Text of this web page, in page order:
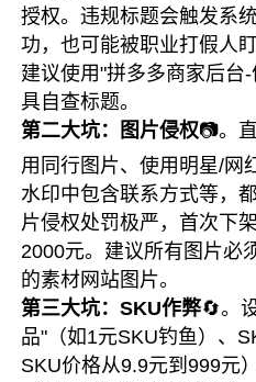
授权。违规标题会触发系
功，也可能被职业打假人
建议使用"拼多多商家后台
具自查标题。
第二大坑：图片侵权📷。
用同行图片、使用明星/网
水印中包含联系方式等，
片侵权处罚极严，首次下
2000元。建议所有图片必
的素材网站图片。
第三大坑：SKU作弊🔄。
品"（如1元SKU钓鱼）、
SKU价格从9.9元到999元